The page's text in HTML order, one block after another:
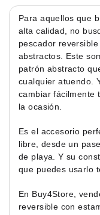
Para aquellos que
alta calidad, no
pescador
abstractos. Este
patrón abstracto
cualquier atuendo.
cambiar fácilmente
la ocasión.
Es el accesorio
libre, desde un
de playa. Y su
que puedes usarlo
En Buy4Store,
reversible con